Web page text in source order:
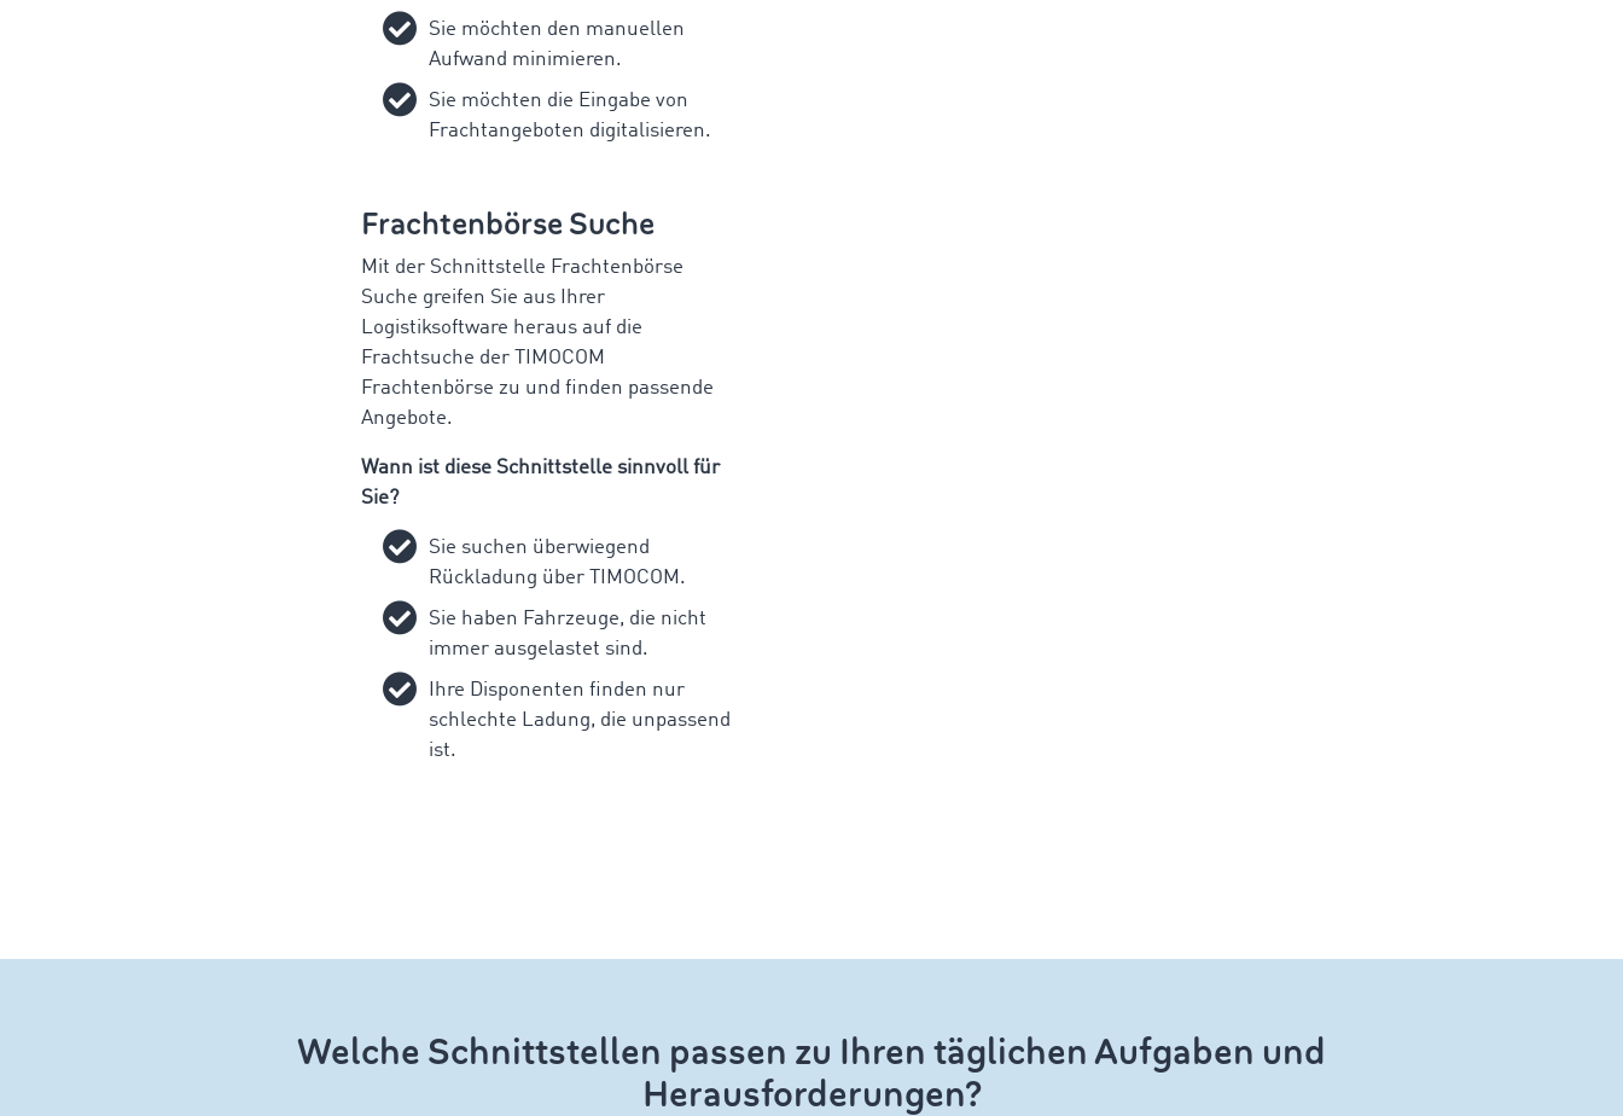
Sie möchten den manuellen
Aufwand minimieren.
Sie möchten die Eingabe von
Frachtangeboten digitalisieren.
Frachtenbörse Suche
Mit der Schnittstelle Frachtenbörse
Suche greifen Sie aus Ihrer
Logistiksoftware heraus auf die
Frachtsuche der TIMOCOM
Frachtenbörse zu und finden passende
Angebote.
Wann ist diese Schnittstelle sinnvoll für
Sie?
Sie suchen überwiegend
Rückladung über TIMOCOM.
Sie haben Fahrzeuge, die nicht
immer ausgelastet sind.
Ihre Disponenten finden nur
schlechte Ladung, die unpassend
ist.
Welche Schnittstellen passen zu Ihren täglichen Aufgaben und
Herausforderungen?